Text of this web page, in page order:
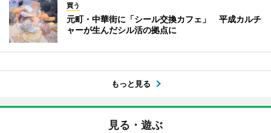
買う
元町・中華街に「シール交換カフェ」 平成カルチ
ャーが生んだシル活の拠点に
もっと見る
見る・遊ぶ